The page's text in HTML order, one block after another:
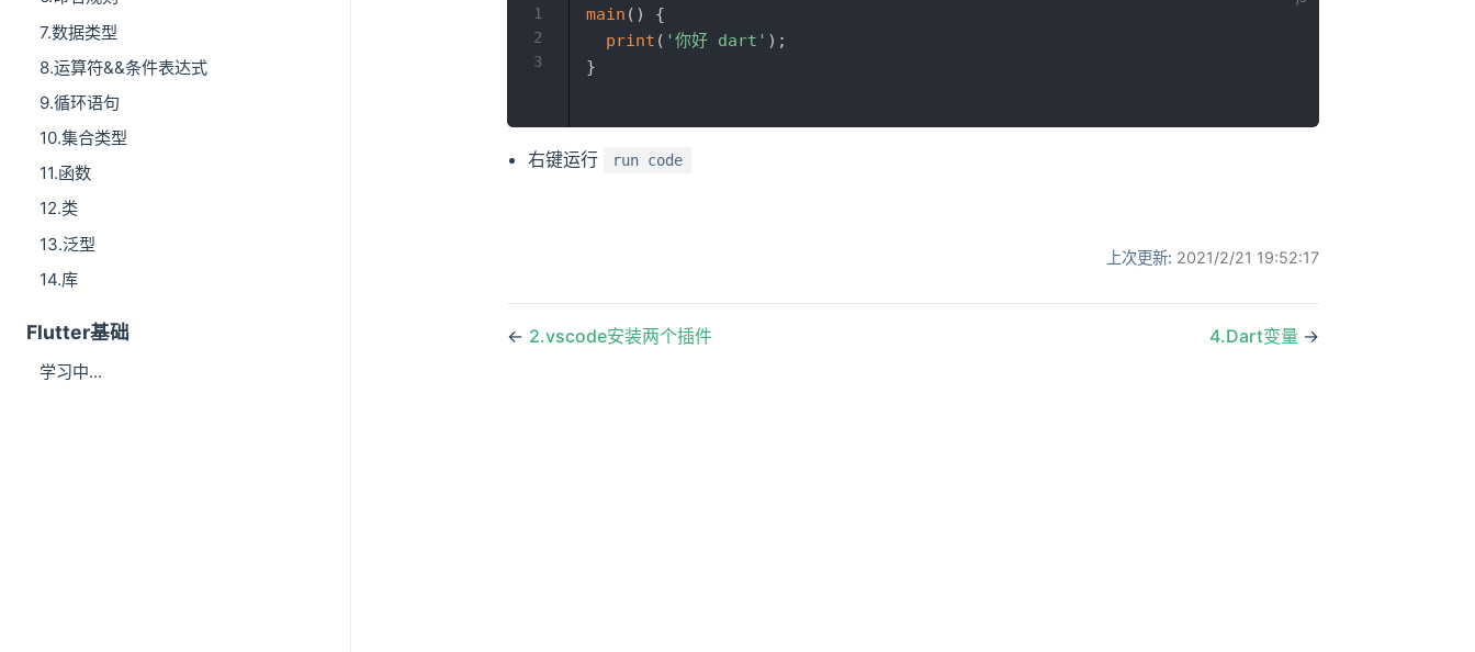
7.数据类型
8.运算符&&条件表达式
9.循环语句
10.集合类型
11.函数
12.类
13.泛型
14.库
Flutter基础
学习中...
main ( )
{
print ( '你好 dart' ) ;
}
1
2
3
右键运行 run code
上次更新: 2021/2/21 19:52:17
← 2.vscode安装两个插件 4.Dart变量 →